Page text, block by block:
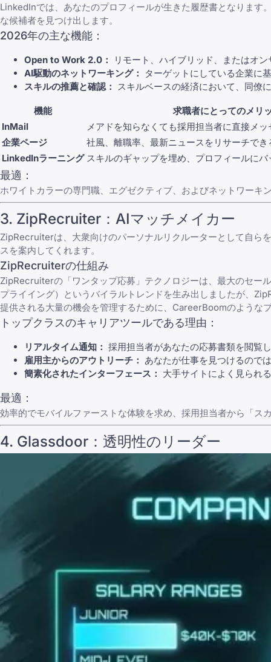
LinkedInでは、あなたのプロフィールが生きた履歴書となりま
な候補者を見つけ出します。
2026年の主な機能：
Open to Work 2.0：
リモート、ハイブリッド、またはオ
AI駆動のネットワーキング：
ターゲットにしている企業に
スキルの推薦と確認： スキルベースの経済において、同僚
機能
求職者にとってのメリ
InMail
メアドを知らなくても採用担当者に直接メ
企業ページ
社風、離職率、最新ニュースをリサーチでき
LinkedInラーニング スキルのギャップを埋め、プロフィールに
最適：
ホワイトカラーの専門職、エグゼクティブ、およびネットワー
3. ZipRecruiter ：AIマッチメイカー
ZipRecruiterは、大衆向けのパーソナルリクルーターとして自ら
スを案内してくれます。
ZipRecruiterの仕組み
ZipRecruiterの「ワンタップ応募」テクノロジーは、最大のセー
プライイング）というバイラルトレンドを生み出しましたが、
提供される大量の機会を管理するために、 CareerBoomのような
トップクラスのキャリアツールである理由：
リアルタイム通知： 採用担当者があなたの応募書類を閲覧
雇用主からのアウトリーチ： あなたが仕事を見つけるので
簡素化されたインターフェース： 大手サイトによく見られ
最適：
効率的でモバイルファーストな体験を求め、採用担当者から「ス
4. Glassdoor ：透明性のリーダー